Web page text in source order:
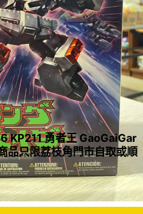
KP211 勇者王 GaoGaiGar
品只限荔枝角門市自取或順